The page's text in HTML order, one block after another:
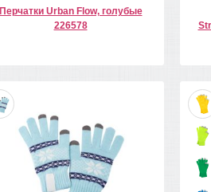
Перчатки Urban Flow, голубые
226578